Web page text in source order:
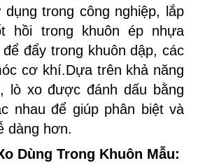
trong công nghiệp, lắp
hồi trong khuôn ép nhựa
đẩy trong khuôn dập, các
cơ khí.Dựa trên khả năng
lò xo được đánh dấu bằng
nhau để giúp phân biệt và
dàng hơn.
Dùng Trong Khuôn Mẫu: